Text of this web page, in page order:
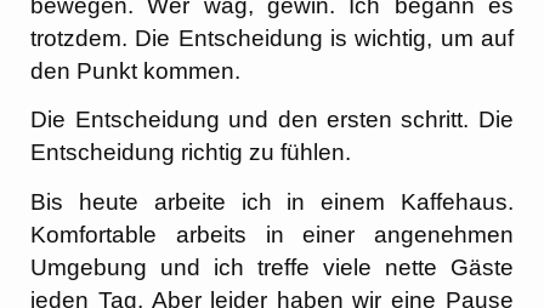
trotzdem. Die Entscheidung is wichtig, um auf
den Punkt kommen.
Die Entscheidung und den ersten schritt. Die
Entscheidung richtig zu fühlen.
Bis heute arbeite ich in einem Kaffehaus.
Komfortable arbeits in einer angenehmen
Umgebung und ich treffe viele nette Gäste
jeden Tag. Aber leider haben wir eine Pause